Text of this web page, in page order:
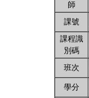
師
課號
課程識
別碼
班次
學分